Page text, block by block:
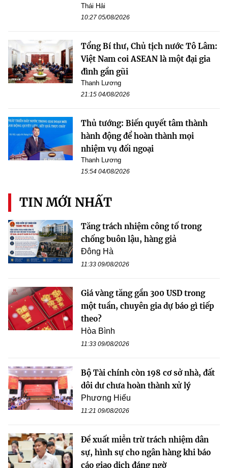
Thái Hải
10:27 05/08/2026
Tổng Bí thư, Chủ tịch nước Tô Lâm:
Việt Nam coi ASEAN là một đại gia
đình gần gũi
Thanh Lương
21:15 04/08/2026
Thủ tướng: Biến quyết tâm thành
hành động để hoàn thành mọi
nhiệm vụ đối ngoại
Thanh Lương
15:54 04/08/2026
TIN MỚI NHẤT
Tăng trách nhiệm công tố trong
chống buôn lậu, hàng giả
Đông Hà
11:33 09/08/2026
Giá vàng tăng gần 300 USD trong
một tuần, chuyên gia dự báo gì tiếp
theo?
Hòa Bình
11:33 09/08/2026
Bộ Tài chính còn 198 cơ sở nhà, đất
dôi dư chưa hoàn thành xử lý
Phương Hiếu
11:21 09/08/2026
Đề xuất miễn trừ trách nhiệm dân
sự, hình sự cho ngân hàng khi báo
cáo giao dịch đáng ngờ